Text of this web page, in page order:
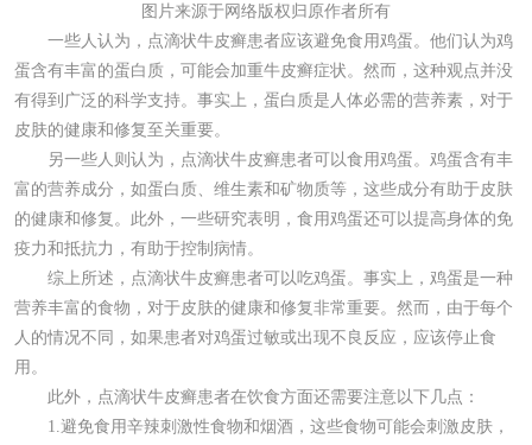
图片来源于网络版权归原作者所有
一些人认为，点滴状牛皮癣患者应该避免食用鸡蛋。他们认为鸡
蛋含有丰富的蛋白质，可能会加重牛皮癣症状。然而，这种观点并没
有得到广泛的科学支持。事实上，蛋白质是人体必需的营养素，对于
皮肤的健康和修复至关重要。
另一些人则认为，点滴状牛皮癣患者可以食用鸡蛋。鸡蛋含有丰
富的营养成分，如蛋白质、维生素和矿物质等，这些成分有助于皮肤
的健康和修复。此外，一些研究表明，食用鸡蛋还可以提高身体的免
疫力和抵抗力，有助于控制病情。
综上所述，点滴状牛皮癣患者可以吃鸡蛋。事实上，鸡蛋是一种
营养丰富的食物，对于皮肤的健康和修复非常重要。然而，由于每个
人的情况不同，如果患者对鸡蛋过敏或出现不良反应，应该停止食
用。
此外，点滴状牛皮癣患者在饮食方面还需要注意以下几点：
1.避免食用辛辣刺激性食物和烟酒，这些食物可能会刺激皮肤，